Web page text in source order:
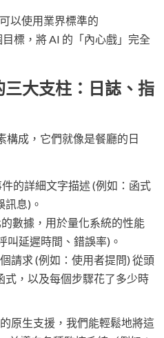
以使用業界標準的
標，將 AI 的「內心戲」完全
大支柱：日誌、指
構成，它們就像是餐廳的日
的詳細文字描述 (例如：函式
訊息)。
數據，用於量化系統的性能
叫延遲時間、錯誤率)。
請求 (例如：使用者提問) 從頭
式，以及每個步驟花了多少時
的原生支援，我們能輕鬆地將這